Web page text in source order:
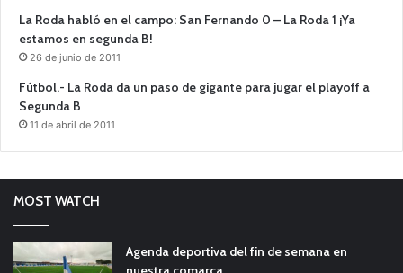
La Roda habló en el campo: San Fernando 0 – La Roda 1 ¡Ya
estamos en segunda B!
26 de junio de 2011
Fútbol.- La Roda da un paso de gigante para jugar el playoff a
Segunda B
11 de abril de 2011
MOST WATCH
Agenda deportiva del fin de semana en